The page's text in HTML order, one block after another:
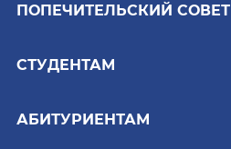
ПОПЕЧИТЕЛЬСКИЙ СОВЕТ
СТУДЕНТАМ
АБИТУРИЕНТАМ